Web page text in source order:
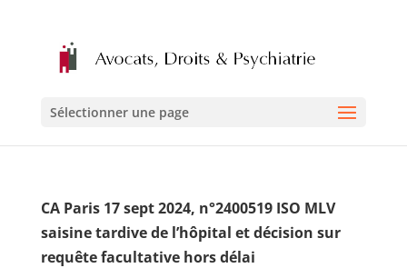
Sélectionner une page
CA Paris 17 sept 2024, n°2400519 ISO MLV
saisine tardive de l’hôpital et décision sur
requête facultative hors délai